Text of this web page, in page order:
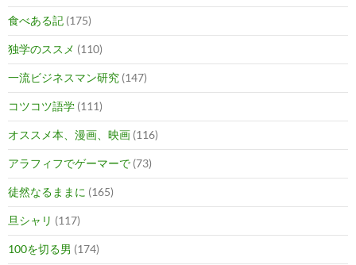
食べある記 (175)
独学のススメ (110)
一流ビジネスマン研究 (147)
コツコツ語学 (111)
オススメ本、漫画、映画 (116)
アラフィフでゲーマーで (73)
徒然なるままに (165)
旦シャリ (117)
100を切る男 (174)